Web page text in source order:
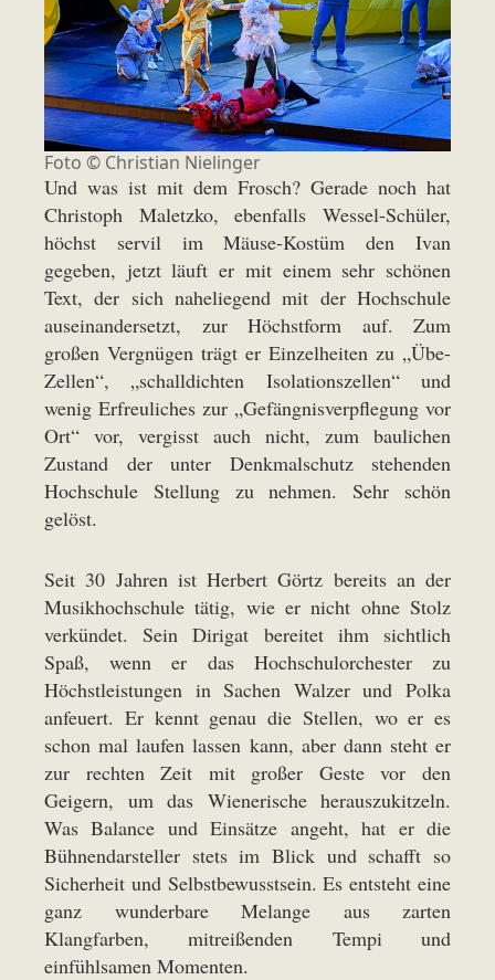
Foto © Christian Nielinger
Und was ist mit dem Frosch? Gerade noch hat
Christoph Maletzko, ebenfalls Wessel-Schüler,
höchst servil im Mäuse-Kostüm den Ivan
gegeben, jetzt läuft er mit einem sehr schönen
Text, der sich naheliegend mit der Hochschule
auseinandersetzt, zur Höchstform auf. Zum
großen Vergnügen trägt er Einzelheiten zu „Übe-
Zellen“, „schalldichten Isolationszellen“ und
wenig Erfreuliches zur „Gefängnisverpflegung vor
Ort“ vor, vergisst auch nicht, zum baulichen
Zustand der unter Denkmalschutz stehenden
Hochschule Stellung zu nehmen. Sehr schön
gelöst.
Seit 30 Jahren ist Herbert Görtz bereits an der
Musikhochschule tätig, wie er nicht ohne Stolz
verkündet. Sein Dirigat bereitet ihm sichtlich
Spaß, wenn er das Hochschulorchester zu
Höchstleistungen in Sachen Walzer und Polka
anfeuert. Er kennt genau die Stellen, wo er es
schon mal laufen lassen kann, aber dann steht er
zur rechten Zeit mit großer Geste vor den
Geigern, um das Wienerische herauszukitzeln.
Was Balance und Einsätze angeht, hat er die
Bühnendarsteller stets im Blick und schafft so
Sicherheit und Selbstbewusstsein. Es entsteht eine
ganz wunderbare Melange aus zarten
Klangfarben, mitreißenden Tempi und
einfühlsamen Momenten.